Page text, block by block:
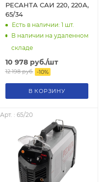
РЕСАНТА САИ 220, 220А,
65/34
Есть в наличии: 1 шт.
В наличии на удаленном
складе
10 978руб./шт
12 198руб. -10%
В КОРЗИНУ
Арт. : 65/20